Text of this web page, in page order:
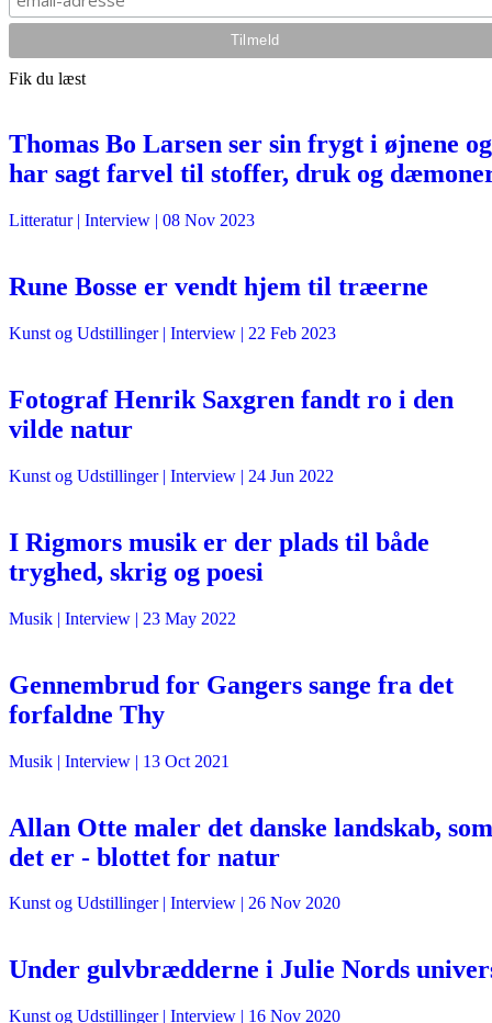
Fik du læst
Thomas Bo Larsen ser sin frygt i øjnene og
har sagt farvel til stoffer, druk og
Litteratur| Interview | 08 Nov 2023
Rune Bosse er vendt hjem til træerne
Kunst og Udstillinger| Interview | 22 Feb 2023
Fotograf Henrik Saxgren fandt ro i den
vilde natur
Kunst og Udstillinger| Interview | 24 Jun 2022
I Rigmors musik er der plads til både
tryghed, skrig og poesi
Musik | Interview | 23 May 2022
Gennembrud for Gangers sange fra det
forfaldne Thy
Musik | Interview | 13 Oct 2021
Allan Otte maler det danske landskab, som
det er - blottet for natur
Kunst og Udstillinger| Interview | 26 Nov 2020
Under gulvbrædderne i Julie Nords
Kunst og Udstillinger| Interview | 16 Nov 2020